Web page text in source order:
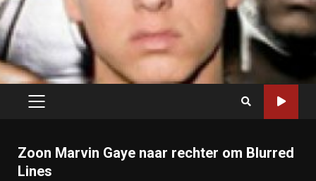
PRIMARY
Zoon Marvin Gaye naar rechter om Blurred
Lines